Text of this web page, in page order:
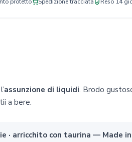
assunzione di liquidi. Brodo
a bere.
· arricchito con taurina — Made